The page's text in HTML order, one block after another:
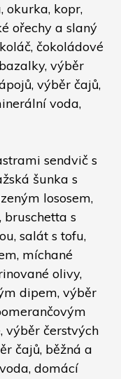
okurka, kopr,
ořechy a slaný
čokoládové
výběr
výběr čajů,
voda,
sendvič s
šunka s
lososem,
s
salát s tofu,
míchané
olivy,
dipem, výběr
výběr čerstvých
čajů, běžná a
domácí